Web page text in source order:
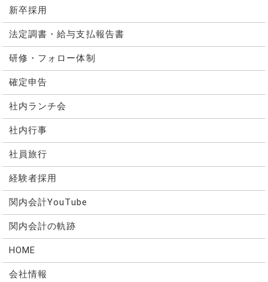
新卒採用
法定調書・給与支払報告書
研修・フォロー体制
確定申告
社内ランチ会
社内行事
社員旅行
経験者採用
関内会計YouTube
関内会計の軌跡
HOME
会社情報